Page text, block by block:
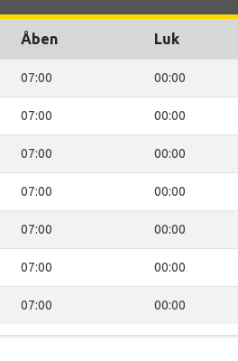
Åben Luk
07:00 00:00
07:00 00:00
07:00 00:00
07:00 00:00
07:00 00:00
07:00 00:00
07:00 00:00